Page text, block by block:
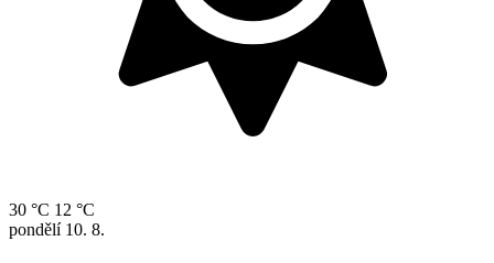
30 °C 12 °C
pondělí 10. 8.